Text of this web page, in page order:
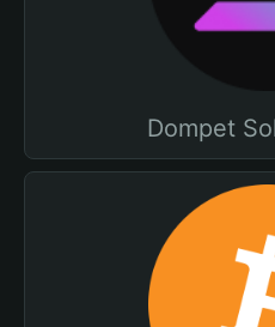
Dompet